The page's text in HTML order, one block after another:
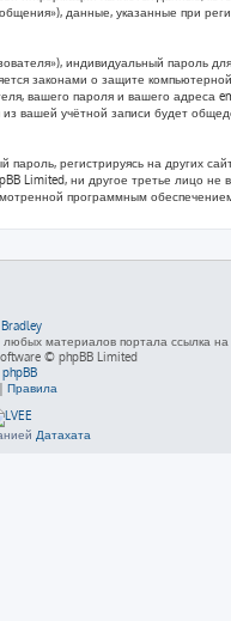
данные, указанные при
индивидуальный пароль
законами о защите
вашего пароля и вашего адреса
учётной записи будет
регистрируясь на других
Limited, ни другое третье лицо
программным
материалов портала ссылка на
© phpBB Limited
| Правила
Датахата